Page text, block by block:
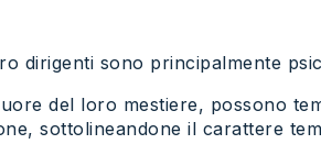
dirigenti sono principalmente
del loro mestiere, possono
sottolineandone il carattere